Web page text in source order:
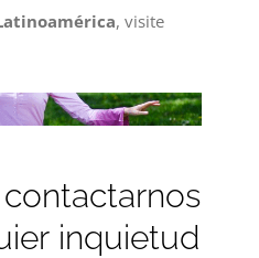
, visite
inquietud